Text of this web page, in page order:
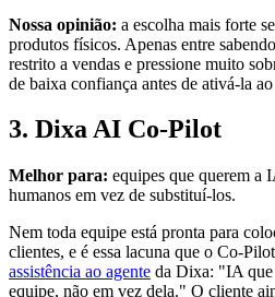
Nossa opinião: a escolha mais forte
produtos físicos. Apenas entre
restrito a vendas e pressione muito
de baixa confiança antes de ativá-la
3. Dixa AI Co-Pilot
Melhor para: equipes que querem a
humanos em vez de substituí-los.
Nem toda equipe está pronta para
clientes, e é essa lacuna que o Co-
assistência ao agente da Dixa: "IA que
equipe, não em vez dela." O cliente